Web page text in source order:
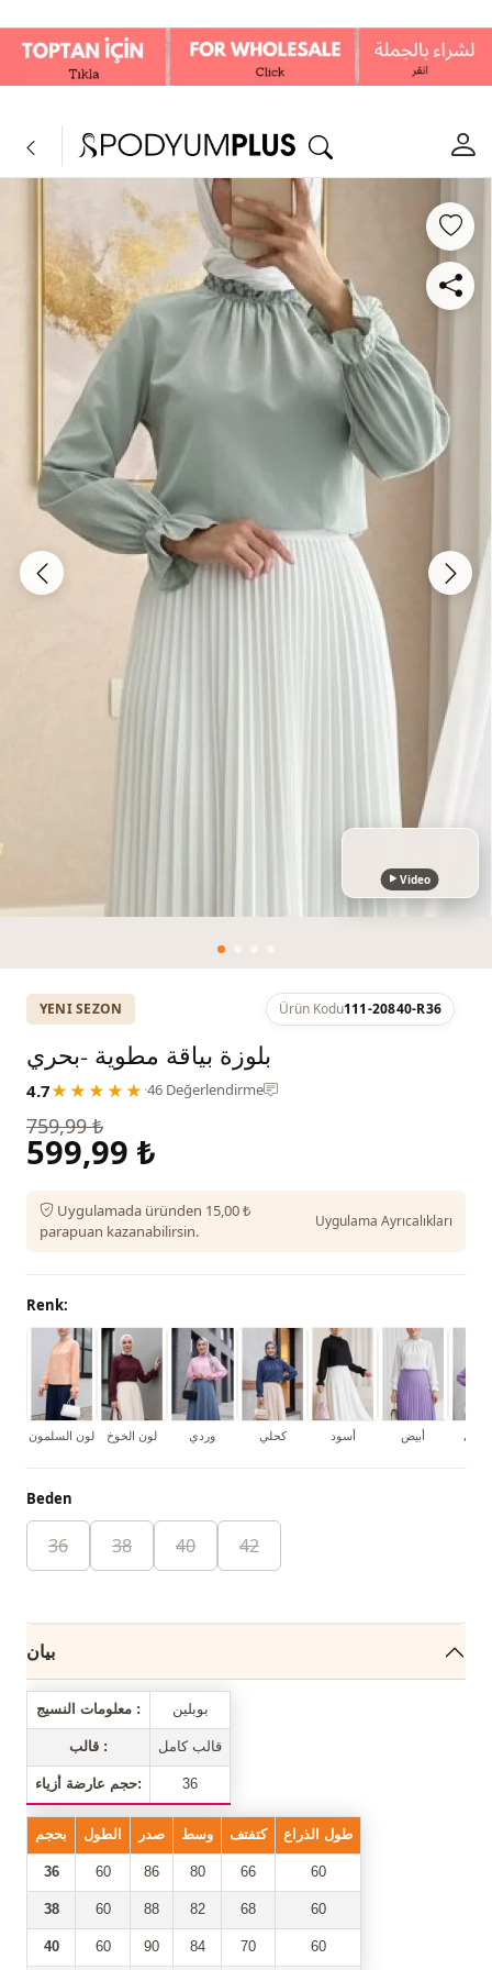
Video
YENI SEZON Ürün Kodu111-20840-R36
بلوزة بياقة مطوية -بحري
4.7★★★★★ ·46 Değerlendirme
759,99 ₺
599,99 ₺
Uygulamada üründen 15,00 ₺
parapuan kazanabilirsin.
Uygulama Ayrıcalıkları
Renk:
لون السلمون لون الخوخ وردي كحلي أسود أبيض
Beden
36 38 40 42
بيان
معلومات النسيج : بوبلين
قالب : قالب كامل
حجم عارضة أزياء: 36
بحجم الطول صدر وسط كتفتف طول الذراع
36 60 86 80 66 60
38 60 88 82 68 60
40 60 90 84 70 60